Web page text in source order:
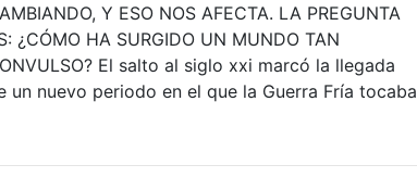
Y ESO NOS AFECTA. LA PREGUNTA
¿CÓMO HA SURGIDO UN MUNDO TAN
El salto al siglo xxi marcó la llegada
un nuevo periodo en el que la Guerra Fría tocaba